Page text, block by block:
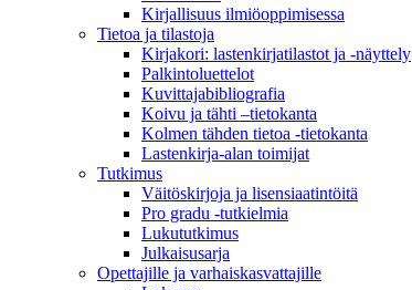
Kirjallisuus ilmiöoppimisessa
Tietoa ja tilastoja
Kirjakori: lastenkirjatilastot ja -näyttely
Palkintoluettelot
Kuvittaja­bibliografia
Koivu ja tähti –tietokanta
Kolmen tähden tietoa -tietokanta
Lastenkirja-alan toimijat
Tutkimus
Väitöskirjoja ja lisensiaatintöitä
Pro gradu -tutkielmia
Lukututkimus
Julkaisusarja
Opettajille ja varhaiskasvattajille